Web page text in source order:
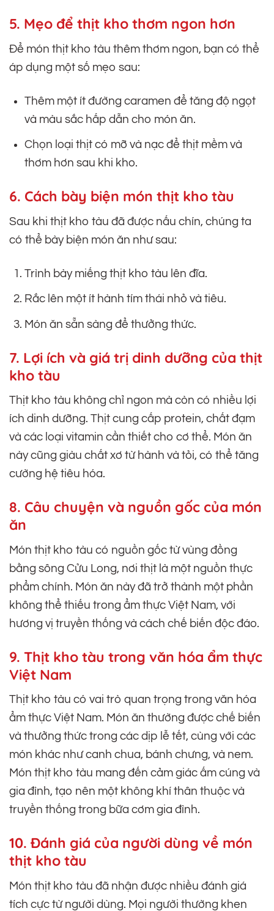
5. Mẹo để thịt kho thơm ngon hơn
Để món thịt kho tàu thêm thơm ngon, bạn có thể
áp dụng một số mẹo sau:
Thêm một ít đường caramen để tăng độ ngọt
và màu sắc hấp dẫn cho món ăn.
Chọn loại thịt có mỡ và nạc để thịt mềm và
thơm hơn sau khi kho.
6. Cách bày biện món thịt kho tàu
Sau khi thịt kho tàu đã được nấu chín, chúng ta
có thể bày biện món ăn như sau:
Trình bày miếng thịt kho tàu lên đĩa.
Rắc lên một ít hành tím thái nhỏ và tiêu.
Món ăn sẵn sàng để thưởng thức.
7. Lợi ích và giá trị dinh dưỡng của thịt
kho tàu
Thịt kho tàu không chỉ ngon mà còn có nhiều lợi
ích dinh dưỡng. Thịt cung cấp protein, chất đạm
và các loại vitamin cần thiết cho cơ thể. Món ăn
này cũng giàu chất xơ từ hành và tỏi, có thể tăng
cường hệ tiêu hóa.
8. Câu chuyện và nguồn gốc của món
ăn
Món thịt kho tàu có nguồn gốc từ vùng đồng
bằng sông Cửu Long, nơi thịt là một nguồn thực
phẩm chính. Món ăn này đã trở thành một phần
không thể thiếu trong ẩm thực Việt Nam, với
hương vị truyền thống và cách chế biến độc đáo.
9. Thịt kho tàu trong văn hóa ẩm thực
Việt Nam
Thịt kho tàu có vai trò quan trọng trong văn hóa
ẩm thực Việt Nam. Món ăn thường được chế biến
và thưởng thức trong các dịp lễ tết, cùng với các
món khác như canh chua, bánh chưng, và nem.
Món thịt kho tàu mang đến cảm giác ấm cúng và
gia đình, tạo nên một không khí thân thuộc và
truyền thống trong bữa cơm gia đình.
10. Đánh giá của người dùng về món
thịt kho tàu
Món thịt kho tàu đã nhận được nhiều đánh giá
tích cực từ người dùng. Mọi người thường khen